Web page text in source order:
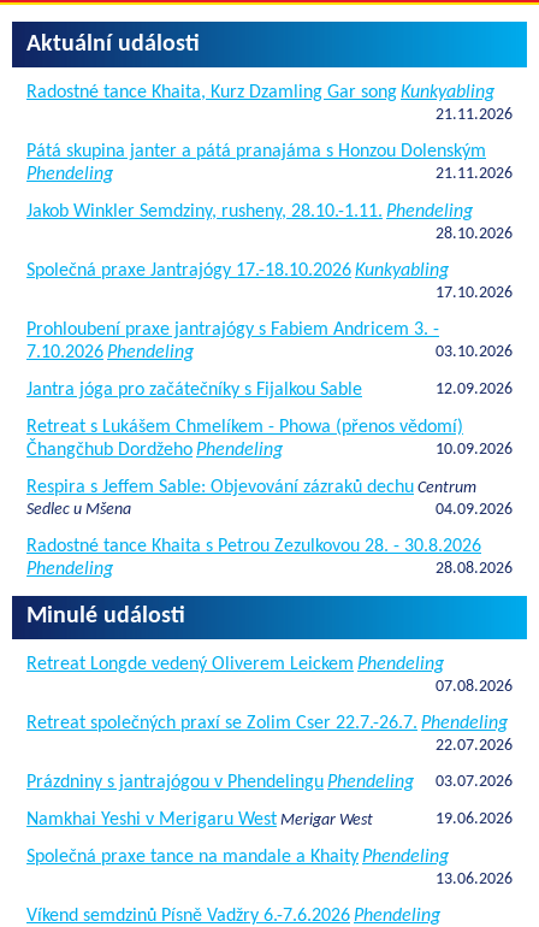
Aktuální události
Radostné tance Khaita, Kurz Dzamling Gar songKunkyabling
21.11.2026
Pátá skupina janter a pátá pranajáma s Honzou Dolenským
Phendeling
21.11.2026
Jakob Winkler Semdziny, rusheny, 28.10.-1.11. Phendeling
28.10.2026
Společná praxe Jantrajógy 17.-18.10.2026Kunkyabling
17.10.2026
Prohloubení praxe jantrajógy s Fabiem Andricem 3. -
7.10.2026Phendeling 03.10.2026
Jantra jóga pro začátečníky s Fijalkou Sable 12.09.2026
Retreat s Lukášem Chmelíkem - Phowa (přenos vědomí)
Čhangčhub DordžehoPhendeling 10.09.2026
Respira s Jeffem Sable: Objevování zázraků dechu Centrum
Sedlec u Mšena
04.09.2026
Radostné tance Khaita s Petrou Zezulkovou 28. - 30.8.2026
Phendeling
28.08.2026
Minulé události
Retreat Longde vedený Oliverem Leickem Phendeling
07.08.2026
Retreat společných praxí se Zolim Cser 22.7.-26.7. Phendeling
22.07.2026
Prázdniny s jantrajógou v PhendelinguPhendeling 03.07.2026
Namkhai Yeshi v Merigaru West Merigar West 19.06.2026
Společná praxe tance na mandale a KhaityPhendeling
13.06.2026
Víkend semdzinů Písně Vadžry 6.-7.6.2026Phendeling